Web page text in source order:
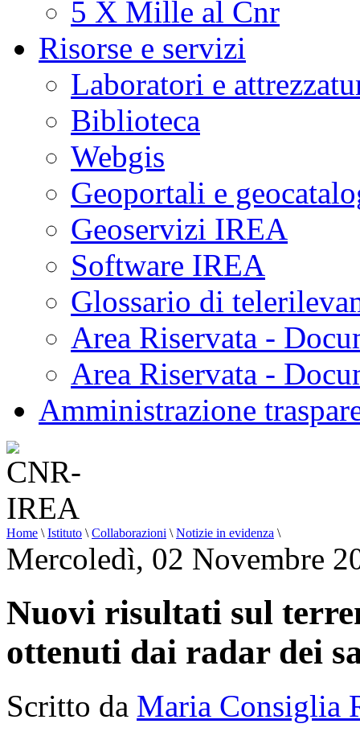
5 X Mille al Cnr
Risorse e servizi
Laboratori e
Biblioteca
Webgis
Geoportali e
Geoservizi IREA
Software IREA
Glossario di
Area Riservata -
Area Riservata -
Amministrazione
Home \ Istituto \ Collaborazioni \ Notizie in evidenza \
Mercoledì, 02 Novembre
Nuovi risultati sul
ottenuti dai radar dei
Scritto da Maria Consiglia